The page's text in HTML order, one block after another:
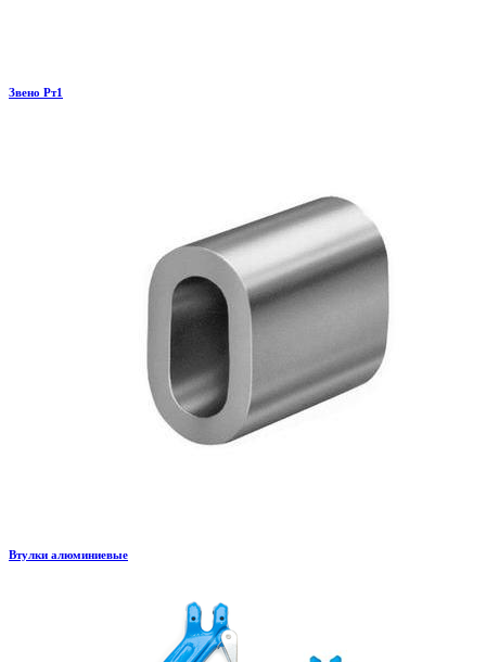
Звено Рт1
Втулки алюминиевые